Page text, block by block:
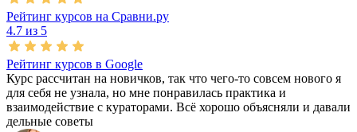
Рейтинг курсов на Сравни.ру
4.7 из 5
Рейтинг курсов в Google
Курс рассчитан на новичков, так что чего-то совсем нового я
для себя не узнала, но мне понравилась практика и
взаимодействие с кураторами. Всё хорошо объясняли и давали
дельные советы